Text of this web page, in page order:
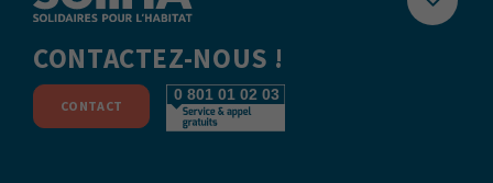
CONTACTEZ-NOUS !
CONTACT